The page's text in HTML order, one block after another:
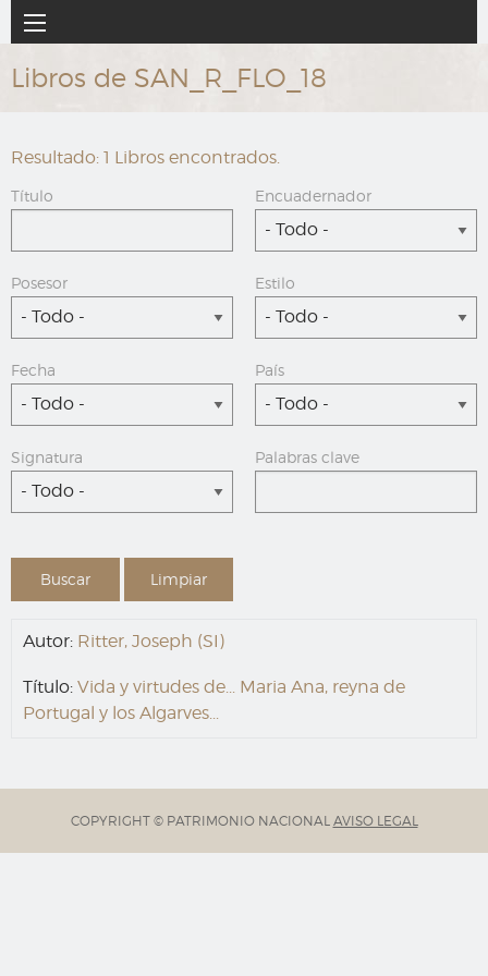
al
contenido
principal
Navegación
principal
Libros de SAN_R_FLO_18
Resultado: 1 Libros encontrados.
Título Encuadernador
- Todo -
Posesor
- Todo -
Estilo
- Todo -
Fecha
- Todo -
País
- Todo -
Signatura
- Todo -
Palabras clave
Autor: Ritter, Joseph (SI)
Título: Vida y virtudes de... Maria Ana, reyna de
Portugal y los Algarves...
COPYRIGHT © PATRIMONIO NACIONAL AVISO LEGAL